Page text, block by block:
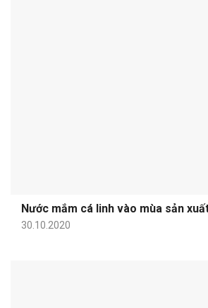
Nước mắm cá linh vào mùa sản
30.10.2020